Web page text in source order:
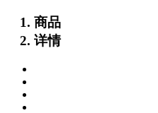
商品
详情